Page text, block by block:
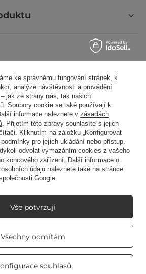
23/2,61-323Poznań
2016-2026 Všechna práva vyhrazena
ke správnému fungování stránek, k
analýze návštěvnosti a provádění
jak ze strany nás, tak našich
Soubory cookie se také používají k
informace naleznete v zásadách
. Přijetím této zprávy souhlasíte s jejich
Kliknutím na záložku „Konfigurovat
pro jejich ukládání nebo přístup.
odvolat vymazáním cookies z vašeho
koncového zařízení. Další informace o
údajů naleznete také na stránce
Google.
Všechny odmítám
souhlasů
Vše potvrzuji